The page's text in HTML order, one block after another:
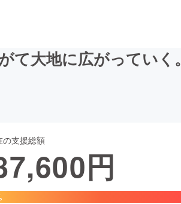
ファッション
て大地に広がっていく。
の支援総額
円